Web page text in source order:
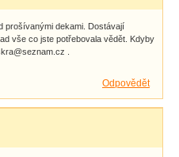
prošívanými dekami. Dostávají
vše co jste potřebovala vědět. Kdyby
.
Odpovědět